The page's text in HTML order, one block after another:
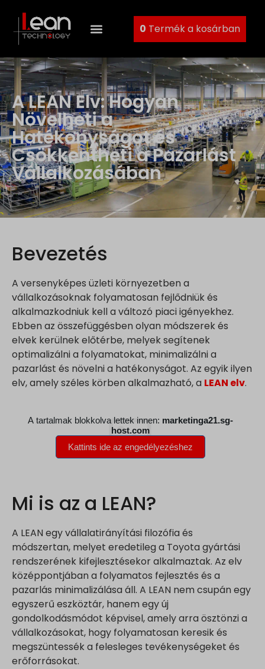
0 Termék a kosárban
A LEAN Elv: Hogyan
Növelheti a
Hatékonyságot és
Csökkentheti a Pazarlást
Vállalkozásában
Bevezetés
A versenyképes üzleti környezetben a
vállalkozásoknak folyamatosan fejlődniük és
alkalmazkodniuk kell a változó piaci igényekhez.
Ebben az összefüggésben olyan módszerek és
elvek kerülnek előtérbe, melyek segítenek
optimalizálni a folyamatokat, minimalizálni a
pazarlást és növelni a hatékonyságot. Az egyik ilyen
elv, amely széles körben alkalmazható, a LEAN elv.
Mi is az a LEAN?
A LEAN egy vállalatirányítási filozófia és
módszertan, melyet eredetileg a Toyota gyártási
rendszerének kifejlesztésekor alkalmaztak. Az elv
középpontjában a folyamatos fejlesztés és a
pazarlás minimalizálása áll. A LEAN nem csupán egy
egyszerű eszköztár, hanem egy új
gondolkodásmódot képvisel, amely arra ösztönzi a
vállalkozásokat, hogy folyamatosan keresik és
megszüntessék a felesleges tevékenységeket és
erőforrásokat.